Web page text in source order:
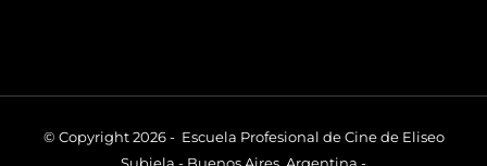
© Copyright 2026 - Escuela Profesional de Cine de Eliseo